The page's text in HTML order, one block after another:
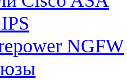
NGFW